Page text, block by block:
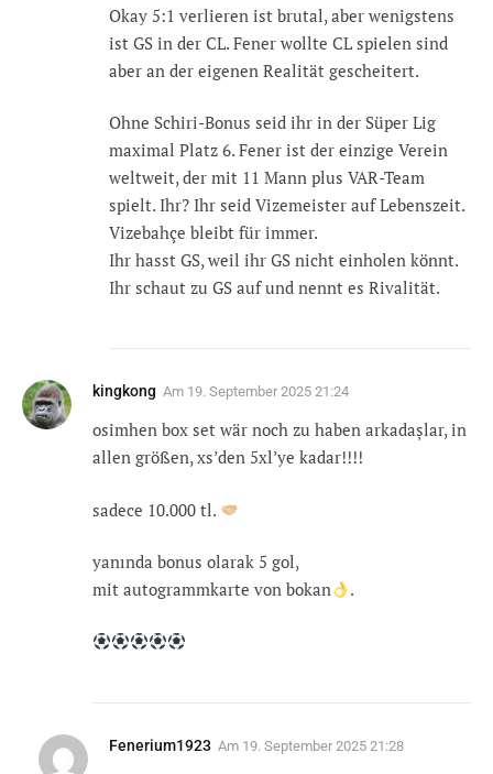
Okay 5:1 verlieren ist brutal, aber wenigstens
ist GS in der CL. Fener wollte CL spielen sind
aber an der eigenen Realität gescheitert.
Ohne Schiri-Bonus seid ihr in der Süper Lig
maximal Platz 6. Fener ist der einzige Verein
weltweit, der mit 11 Mann plus VAR-Team
spielt. Ihr? Ihr seid Vizemeister auf Lebenszeit.
Vizebahçe bleibt für immer.
Ihr hasst GS, weil ihr GS nicht einholen könnt.
Ihr schaut zu GS auf und nennt es Rivalität.
kingkong Am 19. September 2025 21:24
osimhen box set wär noch zu haben arkadașlar, in
allen größen, xs’den 5xl’ye kadar!!!!
sadece 10.000 tl.
yanında bonus olarak 5 gol,
mit autogrammkarte von bokan
.
Fenerium1923 Am 19. September 2025 21:28